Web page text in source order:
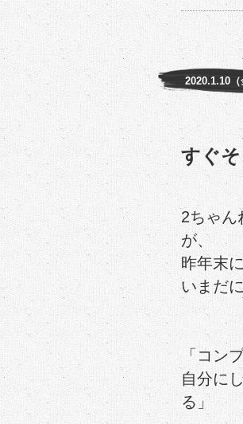
2020.1.10（
すぐ
2ちゃん
が、
昨年末
いまだ
「コン
自分に
る」